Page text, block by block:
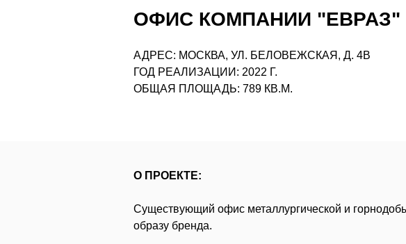
ОФИС КОМПАНИИ "ЕВРАЗ"
АДРЕС: МОСКВА, УЛ. БЕЛОВЕЖСКАЯ, Д. 4B
ГОД РЕАЛИЗАЦИИ: 2022 Г.
ОБЩАЯ ПЛОЩАДЬ: 789 КВ.М.
О ПРОЕКТЕ:
Существующий офис металлургической и
образу бренда.